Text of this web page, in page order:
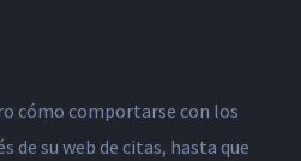
cómo comportarse con los
de su web de citas, hasta que